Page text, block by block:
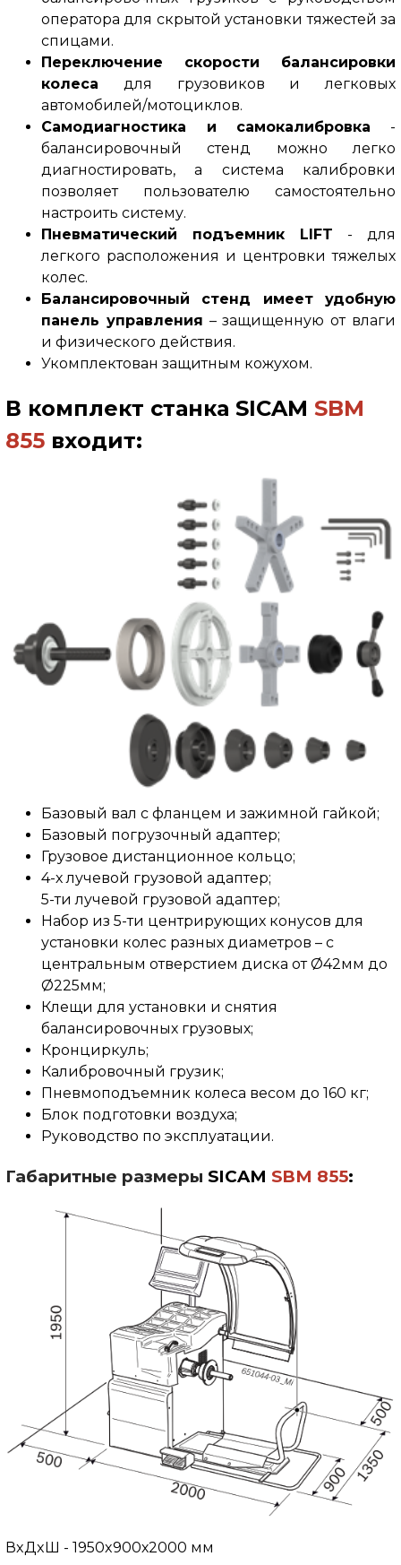
оператора для скрытой установки тяжестей за
спицами.
Переключение скорости балансировки
колеса для грузовиков и легковых
автомобилей/мотоциклов.
Самодиагностика и самокалибровка -
балансировочный стенд можно легко
диагностировать, а система калибровки
позволяет пользователю самостоятельно
настроить систему.
Пневматический подъемник LIFT - для
легкого расположения и центровки тяжелых
колес.
Балансировочный стенд имеет удобную
панель управления – защищенную от влаги
и физического действия.
Укомплектован защитным кожухом.
В комплект станка SICAM SBM
855входит:
Базовый вал с фланцем и зажимной гайкой;
Базовый погрузочный адаптер;
Грузовое дистанционное кольцо;
4-х лучевой грузовой адаптер;
5-ти лучевой грузовой адаптер;
Набор из 5-ти центрирующих конусов для
установки колес разных диаметров – с
центральным отверстием диска от Ø42мм до
Ø225мм;
Клещи для установки и снятия
балансировочных грузовых;
Кронциркуль;
Калибровочный грузик;
Пневмоподъемник колеса весом до 160 кг;
Блок подготовки воздуха;
Руководство по эксплуатации.
Габаритные размеры SICAM SBM 855:
ВxДxШ - 1950x900х2000 мм